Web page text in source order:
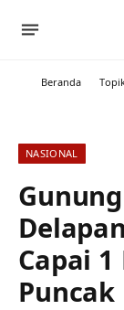
Beranda
NASIONAL
Capai
Puncak